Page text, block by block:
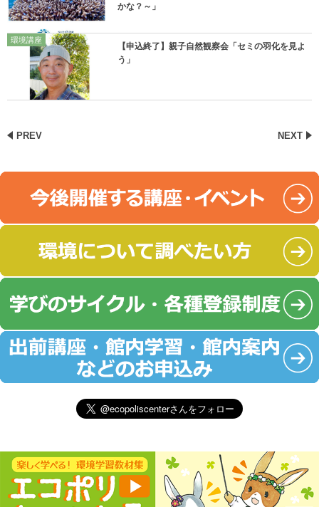
かな？～」
環境講座
【申込終了】親子自然観察会「セミの羽化を見よ
う」
PREV NEXT